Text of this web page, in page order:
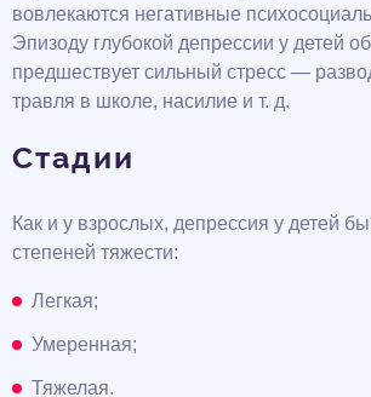
вовлекаются негативные
Эпизоду глубокой депрессии у детей
предшествует сильный стресс —
травля в школе, насилие и т. д.
Стадии
Как и у взрослых, депрессия у детей
степеней тяжести:
Легкая;
Умеренная;
Тяжелая.